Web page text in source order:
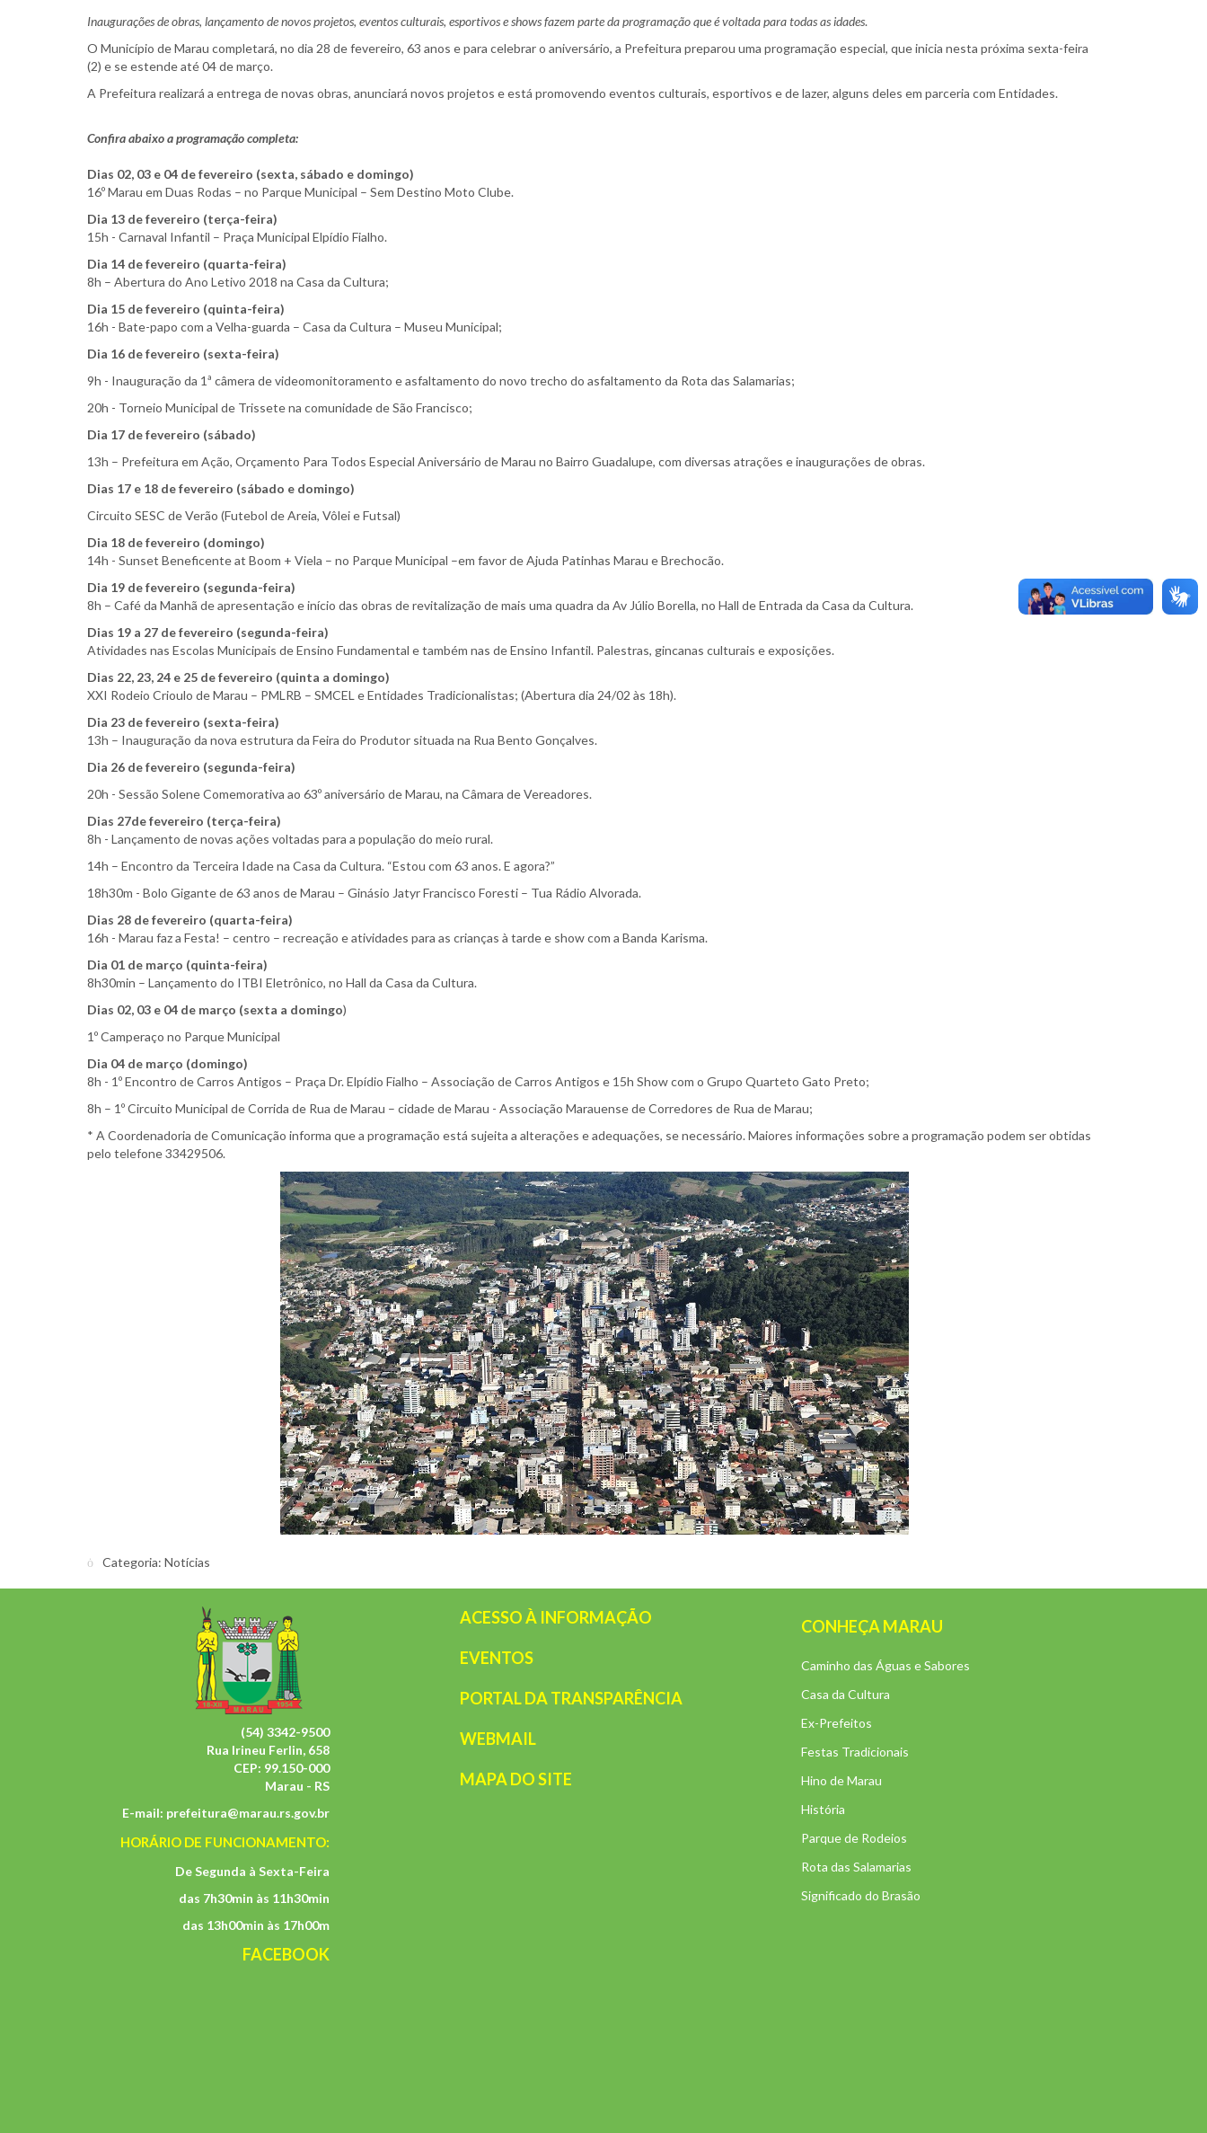
Inaugurações de obras, lançamento de novos projetos, eventos culturais, esportivos e shows fazem parte da programação que é voltada para todas as idades.
O Município de Marau completará, no dia 28 de fevereiro, 63 anos e para celebrar o aniversário, a Prefeitura preparou uma programação especial, que inicia nesta próxima sexta-feira
(2) e se estende até 04 de março.
A Prefeitura realizará a entrega de novas obras, anunciará novos projetos e está promovendo eventos culturais, esportivos e de lazer, alguns deles em parceria com Entidades.
Confira abaixo a programação completa:
Dias 02, 03 e 04 de fevereiro (sexta, sábado e domingo)
16º Marau em Duas Rodas – no Parque Municipal – Sem Destino Moto Clube.
Dia 13 de fevereiro (terça-feira)
15h - Carnaval Infantil – Praça Municipal Elpídio Fialho.
Dia 14 de fevereiro (quarta-feira)
8h – Abertura do Ano Letivo 2018 na Casa da Cultura;
Dia 15 de fevereiro (quinta-feira)
16h - Bate-papo com a Velha-guarda – Casa da Cultura – Museu Municipal;
Dia 16 de fevereiro (sexta-feira)
9h - Inauguração da 1ª câmera de videomonitoramento e asfaltamento do novo trecho do asfaltamento da Rota das Salamarias;
20h - Torneio Municipal de Trissete na comunidade de São Francisco;
Dia 17 de fevereiro (sábado)
13h – Prefeitura em Ação, Orçamento Para Todos Especial Aniversário de Marau no Bairro Guadalupe, com diversas atrações e inaugurações de obras.
Dias 17 e 18 de fevereiro (sábado e domingo)
Circuito SESC de Verão (Futebol de Areia, Vôlei e Futsal)
Dia 18 de fevereiro (domingo)
14h - Sunset Beneficente at Boom + Viela – no Parque Municipal –em favor de Ajuda Patinhas Marau e Brechocão.
Dia 19 de fevereiro (segunda-feira)
8h – Café da Manhã de apresentação e início das obras de revitalização de mais uma quadra da Av Júlio Borella, no Hall de Entrada da Casa da Cultura.
Dias 19 a 27 de fevereiro (segunda-feira)
Atividades nas Escolas Municipais de Ensino Fundamental e também nas de Ensino Infantil. Palestras, gincanas culturais e exposições.
Dias 22, 23, 24 e 25 de fevereiro (quinta a domingo)
XXI Rodeio Crioulo de Marau – PMLRB – SMCEL e Entidades Tradicionalistas; (Abertura dia 24/02 às 18h).
Dia 23 de fevereiro (sexta-feira)
13h – Inauguração da nova estrutura da Feira do Produtor situada na Rua Bento Gonçalves.
Dia 26 de fevereiro (segunda-feira)
20h - Sessão Solene Comemorativa ao 63º aniversário de Marau, na Câmara de Vereadores.
Dias 27de fevereiro (terça-feira)
8h - Lançamento de novas ações voltadas para a população do meio rural.
14h – Encontro da Terceira Idade na Casa da Cultura. “Estou com 63 anos. E agora?”
18h30m - Bolo Gigante de 63 anos de Marau – Ginásio Jatyr Francisco Foresti – Tua Rádio Alvorada.
Dias 28 de fevereiro (quarta-feira)
16h - Marau faz a Festa! – centro – recreação e atividades para as crianças à tarde e show com a Banda Karisma.
Dia 01 de março (quinta-feira)
8h30min – Lançamento do ITBI Eletrônico, no Hall da Casa da Cultura.
Dias 02, 03 e 04 de março (sexta a domingo)
1º Camperaço no Parque Municipal
Dia 04 de março (domingo)
8h - 1º Encontro de Carros Antigos – Praça Dr. Elpídio Fialho – Associação de Carros Antigos e 15h Show com o Grupo Quarteto Gato Preto;
8h – 1º Circuito Municipal de Corrida de Rua de Marau – cidade de Marau - Associação Marauense de Corredores de Rua de Marau;
* A Coordenadoria de Comunicação informa que a programação está sujeita a alterações e adequações, se necessário. Maiores informações sobre a programação podem ser obtidas
pelo telefone 33429506.
Categoria: Notícias
(54) 3342-9500
Rua Irineu Ferlin, 658
CEP: 99.150-000
Marau - RS
E-mail: prefeitura@marau.rs.gov.br
HORÁRIO DE FUNCIONAMENTO:
De Segunda à Sexta-Feira
das 7h30min às 11h30min
das 13h00min às 17h00m
FACEBOOK
ACESSO À INFORMAÇÃO
EVENTOS
PORTAL DA TRANSPARÊNCIA
WEBMAIL
MAPA DO SITE
CONHEÇA MARAU
Caminho das Águas e Sabores
Casa da Cultura
Ex-Prefeitos
Festas Tradicionais
Hino de Marau
História
Parque de Rodeios
Rota das Salamarias
Significado do Brasão